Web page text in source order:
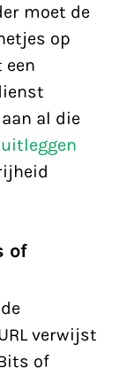
moet de
op
een
al die
of
verwijst
of